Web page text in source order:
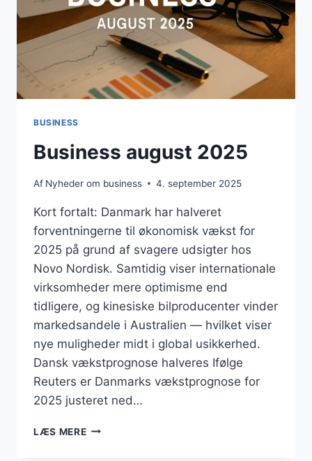
BUSINESS
Business august 2025
Af Nyheder om business 4. september 2025
Kort fortalt: Danmark har halveret
forventningerne til økonomisk vækst for
2025 på grund af svagere udsigter hos
Novo Nordisk. Samtidig viser internationale
virksomheder mere optimisme end
tidligere, og kinesiske bilproducenter vinder
markedsandele i Australien — hvilket viser
nye muligheder midt i global usikkerhed.
Dansk vækstprognose halveres Ifølge
Reuters er Danmarks vækstprognose for
2025 justeret ned…
LÆS MEREBUSINESS